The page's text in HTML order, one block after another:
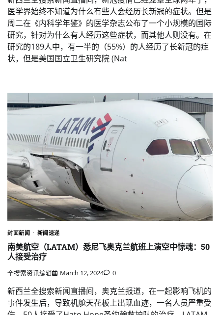
医学界始终不知道为什么有些人会经历长新冠的症状。但是
周二在《内科学年鉴》的医学杂志公布了一个小规模的国际
研究，针对为什么有人经历这些症状，而其他人则没有。在
研究的189人中，有一半的（55%）的人经历了长新冠的症
状，但是美国国立卫生研究院 (Nat
封面新闻 新闻速递
南美航空（LATAM）悉尼飞奥克兰航班上演空中惊魂：50
人接受治疗
全搜索资讯编辑 March 12, 2024 0
新西兰全搜索新闻直播间，奥克兰报道，在一起影响飞机的
事件发生后，导致机舱天花板上出现血迹，一名人员严重受